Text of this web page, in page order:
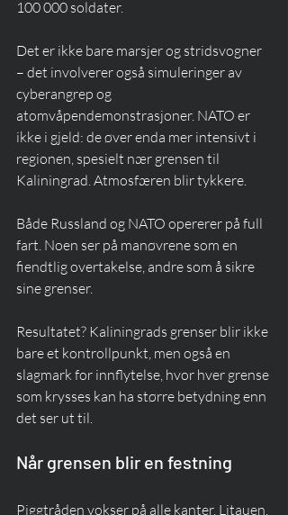
100 000 soldater.
Det er ikke bare marsjer og stridsvogner
– det involverer også simuleringer av
cyberangrep og
atomvåpendemonstrasjoner. NATO er
ikke i gjeld: de øver enda mer intensivt i
regionen, spesielt nær grensen til
Kaliningrad. Atmosfæren blir tykkere.
Både Russland og NATO opererer på full
fart. Noen ser på manøvrene som en
fiendtlig overtakelse, andre som å sikre
sine grenser.
Resultatet? Kaliningrads grenser blir ikke
bare et kontrollpunkt, men også en
slagmark for innflytelse, hvor hver grense
som krysses kan ha større betydning enn
det ser ut til.
Når grensen blir en festning
Piggtråden vokser på alle kanter. Litauen,